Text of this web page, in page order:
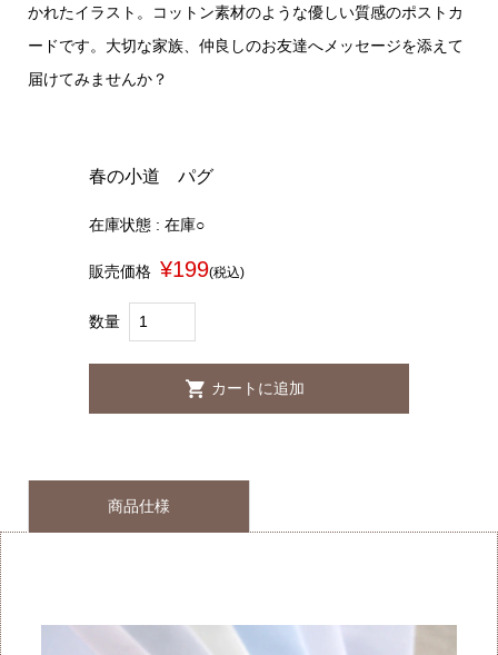
かれたイラスト。コットン素材のような優しい質感のポストカ
ードです。大切な家族、仲良しのお友達へメッセージを添えて
届けてみませんか？
春の小道 パグ
在庫状態 : 在庫○
販売価格 ¥199(税込)
数量
商品仕様